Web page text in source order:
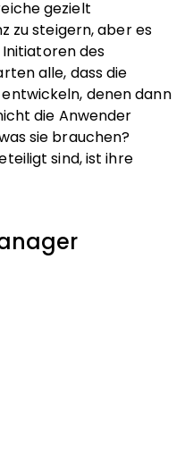
gezielt
zu steigern, aber es
des
alle, dass die
denen dann
die Anwender
sie brauchen?
sind, ist ihre